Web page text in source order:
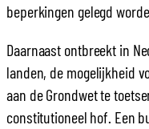
beperkingen gelegd
Daarnaast ontbreekt in
landen, de mogelijkheid
aan de Grondwet te
constitutioneel hof. Een